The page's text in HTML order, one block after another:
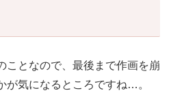
ことなので、最後まで作画を崩
が気になるところですね…。